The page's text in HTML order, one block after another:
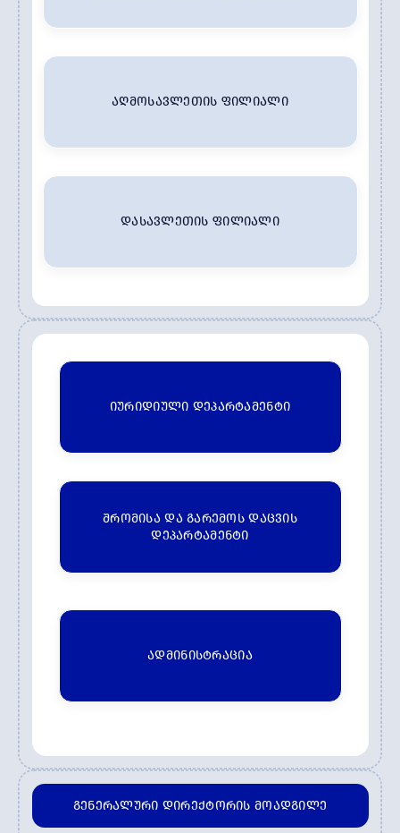
ᲐᲦᲛᲝᲡᲐᲕᲚᲔᲗᲘᲡ ᲤᲘᲚᲘᲐᲚᲘ
ᲓᲐᲡᲐᲕᲚᲔᲗᲘᲡ ᲤᲘᲚᲘᲐᲚᲘ
ᲘᲣᲠᲘᲓᲘᲣᲚᲘ ᲓᲔᲞᲐᲠᲢᲐᲛᲔᲜᲢᲘ
ᲨᲠᲝᲛᲘᲡᲐ ᲓᲐ ᲒᲐᲠᲔᲛᲝᲡ ᲓᲐᲪᲕᲘᲡ
ᲓᲔᲞᲐᲠᲢᲐᲛᲔᲜᲢᲘ
ᲐᲓᲛᲘᲜᲘᲡᲢᲠᲐᲪᲘᲐ
ᲒᲔᲜᲔᲠᲐᲚᲣᲠᲘ ᲓᲘᲠᲔᲥᲢᲝᲠᲘᲡ ᲛᲝᲐᲓᲒᲘᲚᲔ